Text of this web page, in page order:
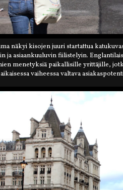
näkyi kisojen juuri startattua
ja asiaankuuluvin fiilistelyin.
menetyksiä paikallisille yrittäjille,
vaiheessa valtava